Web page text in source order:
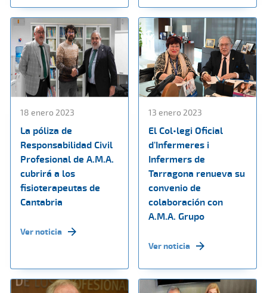
18 enero 2023
La póliza de
Responsabilidad Civil
Profesional de A.M.A.
cubrirá a los
fisioterapeutas de
Cantabria
Ver noticia
13 enero 2023
El Col•legi Oficial
d'Infermeres i
Infermers de
Tarragona renueva su
convenio de
colaboración con
A.M.A. Grupo
Ver noticia